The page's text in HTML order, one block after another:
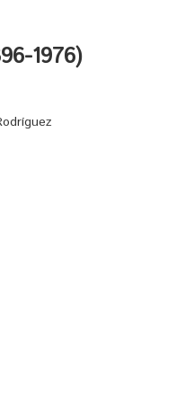
1976)